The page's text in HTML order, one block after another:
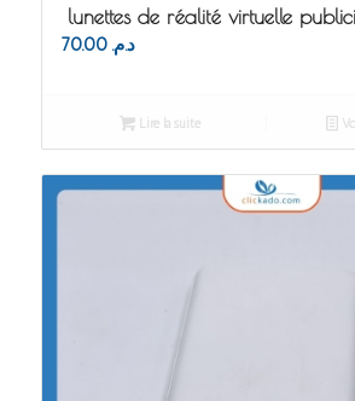
lunettes de réalité virtuelle
د.م. 70.00
Lire la suite